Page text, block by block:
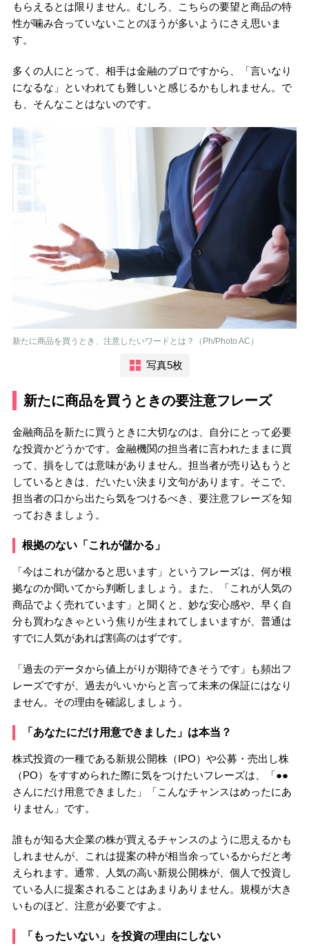
もらえるとは限りません。むしろ、こちらの要望と商品の特
性が噛み合っていないことのほうが多いようにさえ思いま
す。
多くの人にとって、相手は金融のプロですから、「言いなり
になるな」といわれても難しいと感じるかもしれません。で
も、そんなことはないのです。
新たに商品を買うとき、注意したいワードとは？（Ph/Photo AC）
写真5枚
新たに商品を買うときの要注意フレーズ
金融商品を新たに買うときに大切なのは、自分にとって必要
な投資かどうかです。金融機関の担当者に言われたままに買
って、損をしては意味がありません。担当者が売り込もうと
しているときは、だいたい決まり文句があります。そこで、
担当者の口から出たら気をつけるべき、要注意フレーズを知
っておきましょう。
根拠のない「これが儲かる」
「今はこれが儲かると思います」というフレーズは、何が根
拠なのか聞いてから判断しましょう。また、「これが人気の
商品でよく売れています」と聞くと、妙な安心感や、早く自
分も買わなきゃという焦りが生まれてしまいますが、普通は
すでに人気があれば割高のはずです。
「過去のデータから値上がりが期待できそうです」も頻出フ
レーズですが、過去がいいからと言って未来の保証にはなり
ません。その理由を確認しましょう。
「あなたにだけ用意できました」は本当？
株式投資の一種である新規公開株（IPO）や公募・売出し株
（PO）をすすめられた際に気をつけたいフレーズは、「●●
さんにだけ用意できました」「こんなチャンスはめったにあ
りません」です。
誰もが知る大企業の株が買えるチャンスのように思えるかも
しれませんが、これは提案の枠が相当余っているからだと考
えられます。通常、人気の高い新規公開株が、個人で投資し
ている人に提案されることはあまりありません。規模が大き
いものほど、注意が必要ですよ。
「もったいない」を投資の理由にしない